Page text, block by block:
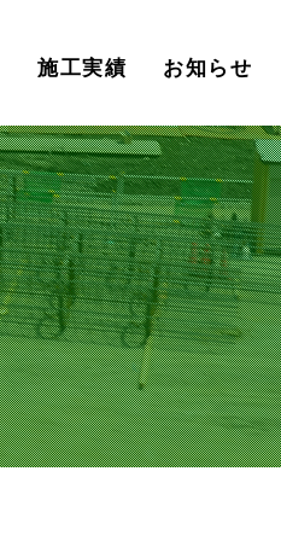
施工実績 お知らせ